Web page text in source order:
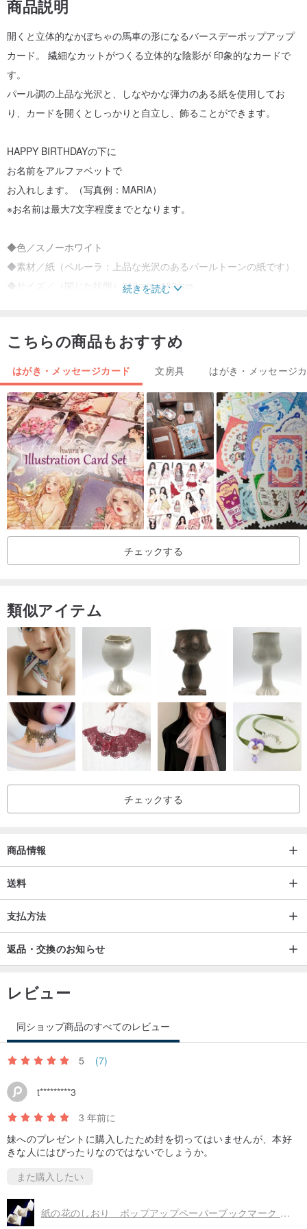
商品説明
開くと立体的なかぼちゃの馬車の形になるバースデーポップアップ
カード。 繊細なカットがつくる立体的な陰影が 印象的なカードで
す。
パール調の上品な光沢と、しなやかな弾力のある紙を使用してお
り、カードを開くとしっかりと自立し、飾ることができます。
HAPPY BIRTHDAYの下に
お名前をアルファベットで
お入れします。（写真例：MARIA）
※お名前は最大7文字程度までとなります。
◆色／スノーホワイト
◆素材／紙（ペルーラ：上品な光沢のあるパールトーンの紙です）
◆サイズ／（閉じた状態）210mm×180mm
続きを読む
こちらの商品もおすすめ
はがき・メッセージカード 文房具 はがき・メッセージ
チェックする
類似アイテム
チェックする
商品情報
送料
支払方法
返品・交換のお知らせ
レビュー
同ショップ商品のすべてのレビュー
5 (7)
t*********3
3 年前に
妹へのプレゼントに購入したため封を切ってはいませんが、本好
きな人にはぴったりなのではないでしょうか。
また購入したい
紙の花のしおり ポップアップペーパーブックマーク ローズ